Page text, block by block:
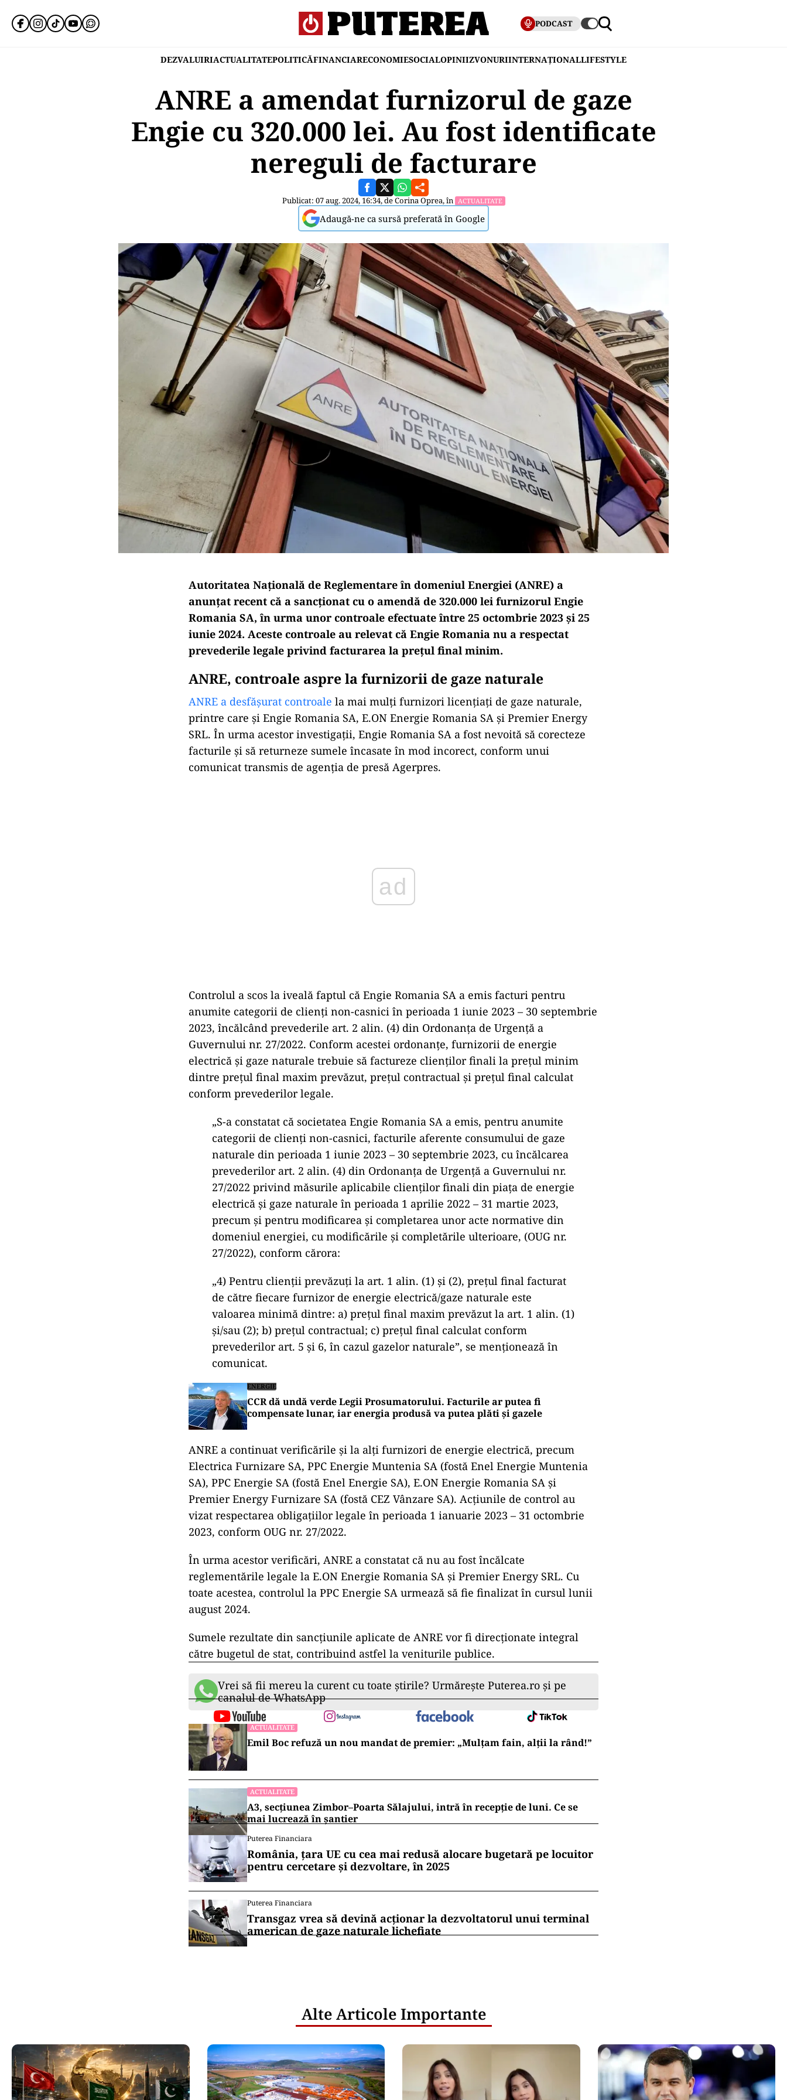
PODCAST
DEZVALUIRIACTUALITATEPOLITICĂFINANCIARECONOMIESOCIALOPINIIZVONURIINTERNAȚIONALLIFESTYLE
ANRE a amendat furnizorul de gaze
Engie cu 320.000 lei. Au fost identificate
nereguli de facturare
Publicat: 07 aug. 2024, 16:34, deCorina Oprea, în ACTUALITATE
Adaugă-ne ca sursă preferată în Google
Autoritatea Naţională de Reglementare în domeniul Energiei (ANRE) a
anunțat recent că a sancționat cu o amendă de 320.000 lei furnizorul Engie
Romania SA, în urma unor controale efectuate între 25 octombrie 2023 și 25
iunie 2024. Aceste controale au relevat că Engie Romania nu a respectat
prevederile legale privind facturarea la prețul final minim.
ANRE, controale aspre la furnizorii de gaze naturale
ANRE a desfășurat controale la mai mulți furnizori licențiați de gaze naturale,
printre care și Engie Romania SA, E.ON Energie Romania SA și Premier Energy
SRL. În urma acestor investigații, Engie Romania SA a fost nevoită să corecteze
facturile și să returneze sumele încasate în mod incorect, conform unui
comunicat transmis de agenția de presă Agerpres.
Controlul a scos la iveală faptul că Engie Romania SA a emis facturi pentru
anumite categorii de clienți non-casnici în perioada 1 iunie 2023 – 30 septembrie
2023, încălcând prevederile art. 2 alin. (4) din Ordonanța de Urgență a
Guvernului nr. 27/2022. Conform acestei ordonanțe, furnizorii de energie
electrică și gaze naturale trebuie să factureze clienților finali la prețul minim
dintre prețul final maxim prevăzut, prețul contractual și prețul final calculat
conform prevederilor legale.
„S-a constatat că societatea Engie Romania SA a emis, pentru anumite
categorii de clienţi non-casnici, facturile aferente consumului de gaze
naturale din perioada 1 iunie 2023 – 30 septembrie 2023, cu încălcarea
prevederilor art. 2 alin. (4) din Ordonanţa de Urgenţă a Guvernului nr.
27/2022 privind măsurile aplicabile clienţilor finali din piaţa de energie
electrică şi gaze naturale în perioada 1 aprilie 2022 – 31 martie 2023,
precum şi pentru modificarea şi completarea unor acte normative din
domeniul energiei, cu modificările şi completările ulterioare, (OUG nr.
27/2022), conform cărora:
„4) Pentru clienţii prevăzuţi la art. 1 alin. (1) şi (2), preţul final facturat
de către fiecare furnizor de energie electrică/gaze naturale este
valoarea minimă dintre: a) preţul final maxim prevăzut la art. 1 alin. (1)
şi/sau (2); b) preţul contractual; c) preţul final calculat conform
prevederilor art. 5 şi 6, în cazul gazelor naturale”, se menţionează în
comunicat.
ENERGIE
CCR dă undă verde Legii Prosumatorului. Facturile ar putea fi
compensate lunar, iar energia produsă va putea plăti și gazele
ANRE a continuat verificările și la alți furnizori de energie electrică, precum
Electrica Furnizare SA, PPC Energie Muntenia SA (fostă Enel Energie Muntenia
SA), PPC Energie SA (fostă Enel Energie SA), E.ON Energie Romania SA și
Premier Energy Furnizare SA (fostă CEZ Vânzare SA). Acțiunile de control au
vizat respectarea obligațiilor legale în perioada 1 ianuarie 2023 – 31 octombrie
2023, conform OUG nr. 27/2022.
În urma acestor verificări, ANRE a constatat că nu au fost încălcate
reglementările legale la E.ON Energie Romania SA și Premier Energy SRL. Cu
toate acestea, controlul la PPC Energie SA urmează să fie finalizat în cursul lunii
august 2024.
Sumele rezultate din sancțiunile aplicate de ANRE vor fi direcționate integral
către bugetul de stat, contribuind astfel la veniturile publice.
Vrei să fii mereu la curent cu toate știrile? Urmărește Puterea.ro și pe
canalul de WhatsApp
ACTUALITATE
Emil Boc refuză un nou mandat de premier: „Mulțam fain, alții la rând!”
ACTUALITATE
A3, secțiunea Zimbor–Poarta Sălajului, intră în recepție de luni. Ce se
mai lucrează în șantier
Puterea Financiara
România, țara UE cu cea mai redusă alocare bugetară pe locuitor
pentru cercetare și dezvoltare, în 2025
Puterea Financiara
Transgaz vrea să devină acționar la dezvoltatorul unui terminal
american de gaze naturale lichefiate
Alte Articole Importante